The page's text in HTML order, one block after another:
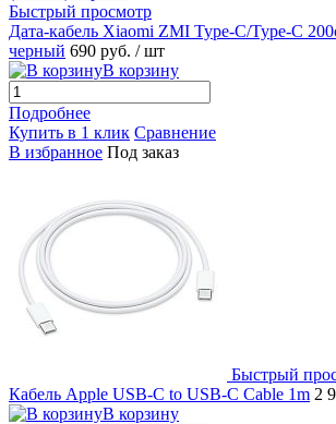
Быстрый просмотр
Дата-кабель Xiaomi ZMI Type-C/Type-C
черный 690 руб. / шт
В корзину
Подробнее
Купить в 1 клик Сравнение
В избранное Под заказ
Быстрый
Кабель Apple USB-C to USB-C Cable 1m 2
В корзину